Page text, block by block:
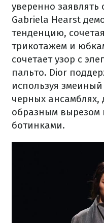
уверенно
Gabriela Hearst
тенденцию,
трикотажем и
сочетает узор с
пальто. Dior
используя
черных ансамблях,
образным
ботинками.